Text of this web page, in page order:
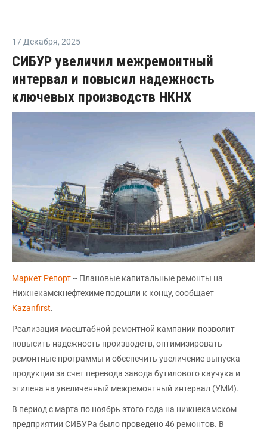
17 Декабря, 2025
СИБУР увеличил межремонтный
интервал и повысил надежность
ключевых производств НКНХ
Маркет Репорт-- Плановые капитальные ремонты на
Нижнекамскнефтехиме подошли к концу, сообщает
Кazanfirst.
Реализация масштабной ремонтной кампании позволит
повысить надежность производств, оптимизировать
ремонтные программы и обеспечить увеличение выпуска
продукции за счет перевода завода бутилового каучука и
этилена на увеличенный межремонтный интервал (УМИ).
В период с марта по ноябрь этого года на нижнекамском
предприятии СИБУРа было проведено 46 ремонтов. В